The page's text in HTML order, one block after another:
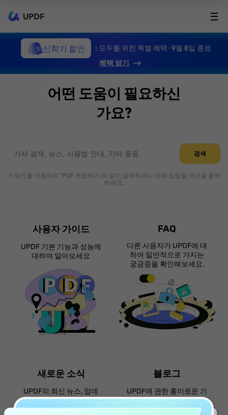
UPDF
신학기 할인
: 모두를 위한 특별 혜택 · 9월 8일 종료
혜택 받기
어떤 도움이 필요하신
가요?
검색
키워드를 사용하여 "PDF 편집하기:와 같이 검색하거나 아래 도움말 섹션을 클릭
하세요.
사용자 가이드
UPDF 기본 기능과 성능에
대하여 알아보세요
FAQ
다른 사용자가 UPDF에 대
하여 일반적으로 가지는
궁금증을 확인해보세요.
새로운 소식
UPDF의 최신 뉴스, 업데
이트 및 이슈
블로그
UPDF에 관한 흥미로운 기
사들